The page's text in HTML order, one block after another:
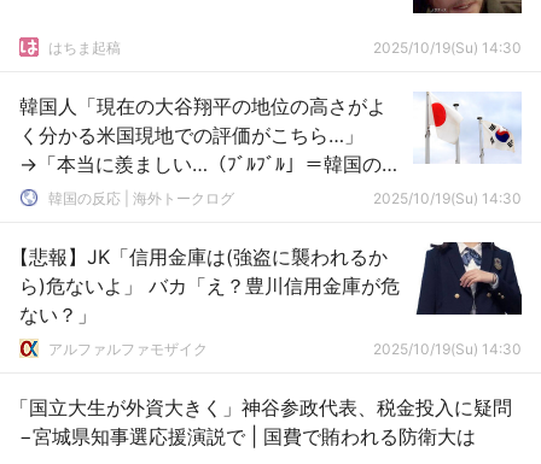
はちま起稿 2025/10/19(Su) 14:30
韓国人「現在の大谷翔平の地位の高さがよ
く分かる米国現地での評価がこちら…」
→「本当に羨ましい…（ﾌﾞﾙﾌﾞﾙ」＝韓国の反
応 韓国の反応 | 海外トークログ 2025/10/19(Su) 14:30
【悲報】JK「信用金庫は(強盗に襲われるか
ら)危ないよ」 バカ「え？豊川信用金庫が危
ない？」
アルファルファモザイク 2025/10/19(Su) 14:30
「国立大生が外資大きく」神谷参政代表、税金投入に疑問
−宮城県知事選応援演説で | 国費で賄われる防衛大は